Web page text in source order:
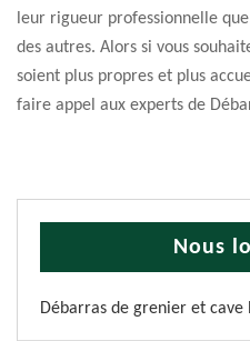
leur rigueur professionnelle
des autres. Alors si vous
soient plus propres et plus
faire appel aux experts de
Nous
Débarras de grenier et cave